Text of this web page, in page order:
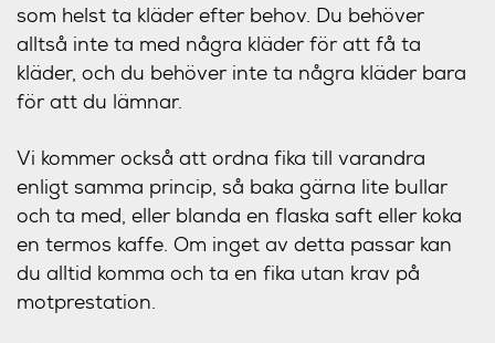
som helst ta kläder efter behov. Du behöver
alltså inte ta med några kläder för att få ta
kläder, och du behöver inte ta några kläder bara
för att du lämnar.
Vi kommer också att ordna fika till varandra
enligt samma princip, så baka gärna lite bullar
och ta med, eller blanda en flaska saft eller koka
en termos kaffe. Om inget av detta passar kan
du alltid komma och ta en fika utan krav på
motprestation.